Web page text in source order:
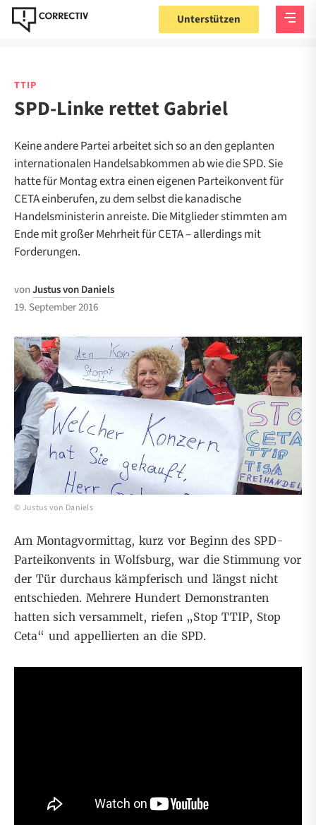
Unterstützen
TTIP
SPD-Linke rettet Gabriel
Keine andere Partei arbeitet sich so an den geplanten
internationalen Handelsabkommen ab wie die SPD. Sie
hatte für Montag extra einen eigenen Parteikonvent für
CETA einberufen, zu dem selbst die kanadische
Handelsministerin anreiste. Die Mitglieder stimmten am
Ende mit großer Mehrheit für CETA – allerdings mit
Forderungen.
vonJustus von Daniels
19. September 2016
© Justus von Daniels
Am Montagvormittag, kurz vor Beginn des SPD-
Parteikonvents in Wolfsburg, war die Stimmung vor
der Tür durchaus kämpferisch und längst nicht
entschieden. Mehrere Hundert Demonstranten
hatten sich versammelt, riefen „Stop TTIP, Stop
Ceta“ und appellierten an die SPD.